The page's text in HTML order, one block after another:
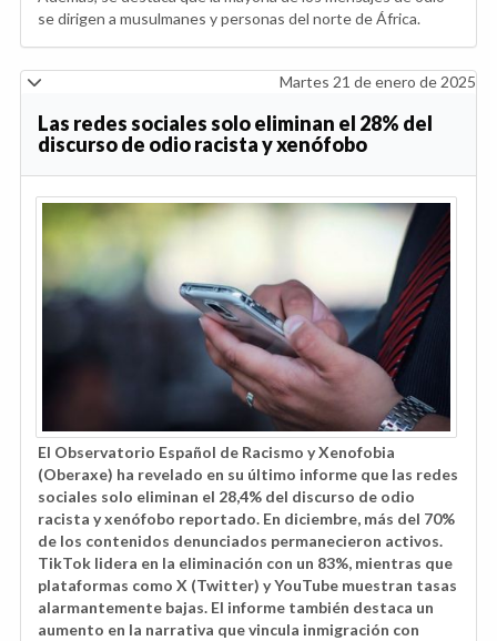
se dirigen a musulmanes y personas del norte de África.
Martes 21 de enero de 2025
Las redes sociales solo eliminan el 28% del
discurso de odio racista y xenófobo
El Observatorio Español de Racismo y Xenofobia
(Oberaxe) ha revelado en su último informe que las redes
sociales solo eliminan el 28,4% del discurso de odio
racista y xenófobo reportado. En diciembre, más del 70%
de los contenidos denunciados permanecieron activos.
TikTok lidera en la eliminación con un 83%, mientras que
plataformas como X (Twitter) y YouTube muestran tasas
alarmantemente bajas. El informe también destaca un
aumento en la narrativa que vincula inmigración con